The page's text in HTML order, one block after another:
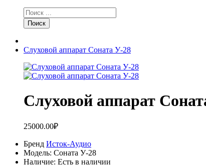
Поиск
Слуховой аппарат Соната У-28
Слуховой аппарат
25000.00₽
Бренд Исток-Аудио
Модель: Соната У-28
Наличие: Есть в наличии